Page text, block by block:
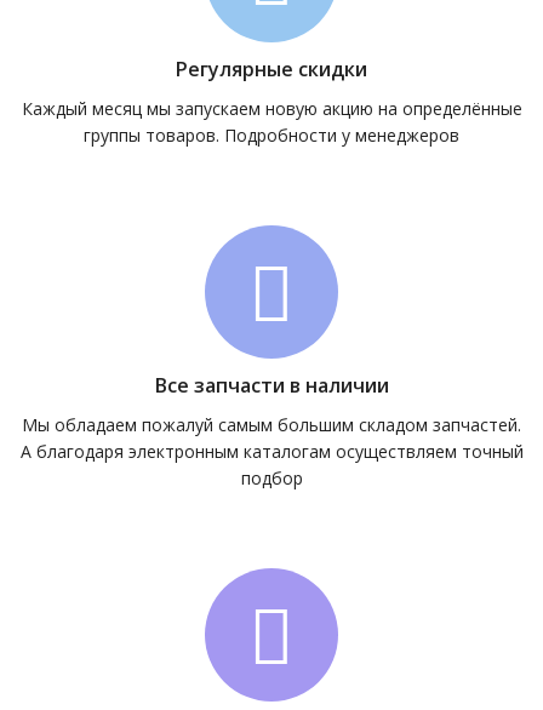
Регулярные скидки
Каждый месяц мы запускаем новую акцию на определённые
группы товаров. Подробности у менеджеров
Все запчасти в наличии
Мы обладаем пожалуй самым большим складом запчастей.
А благодаря электронным каталогам осуществляем точный
подбор